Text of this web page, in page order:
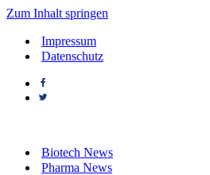
Zum Inhalt springen
Impressum
Datenschutz
Biotech News
Pharma News